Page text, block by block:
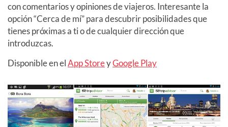
con comentarios y opiniones de viajeros. Interesante la
opción “Cerca de mí” para descubrir posibilidades que
tienes próximas a ti o de cualquier dirección que
introduzcas.
Disponible en elApp StoreyGoogle Play